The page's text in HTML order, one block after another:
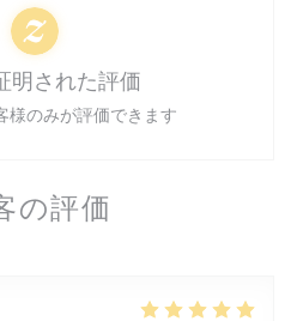
の評価
明された評価
様のみが評価できます